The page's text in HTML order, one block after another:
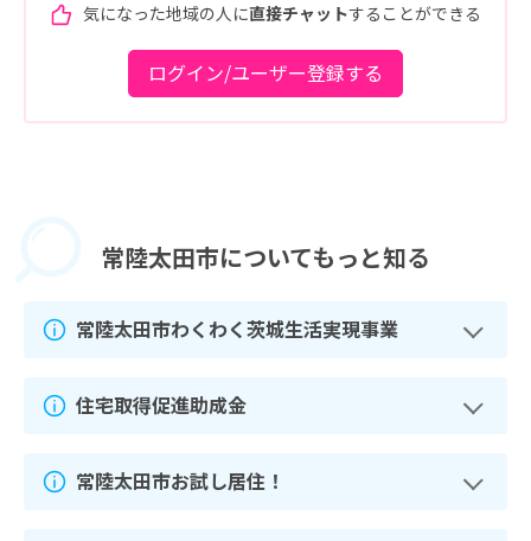
気になった地域の人に直接チャットすることができる
ログイン/ユーザー登録する
常陸太田市についてもっと知る
常陸太田市わくわく茨城生活実現事業
住宅取得促進助成金
常陸太田市お試し居住！